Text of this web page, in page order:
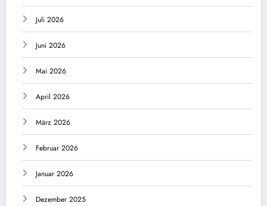
Juli 2026
Juni 2026
Mai 2026
April 2026
März 2026
Februar 2026
Januar 2026
Dezember 2025